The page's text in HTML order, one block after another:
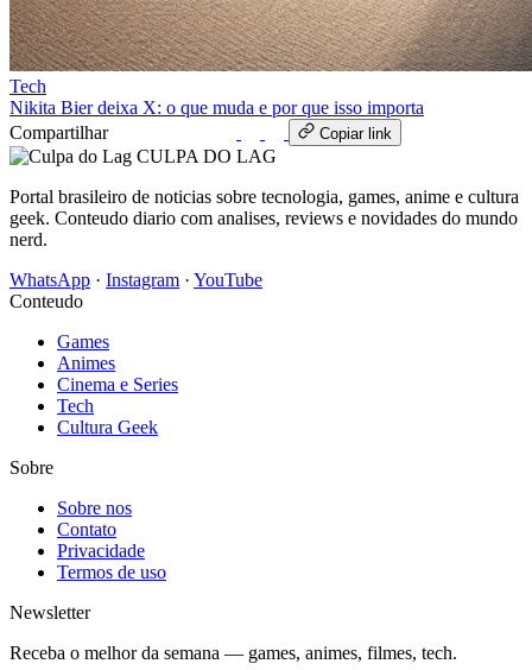
Tech
Nikita Bier deixa X: o que muda e por que isso importa
Compartilhar
Copiar link
CULPA DO LAG
Portal brasileiro de noticias sobre tecnologia, games, anime e cultura
geek. Conteudo diario com analises, reviews e novidades do mundo
nerd.
WhatsApp · Instagram · YouTube
Conteudo
Games
Animes
Cinema e Series
Tech
Cultura Geek
Sobre
Sobre nos
Contato
Privacidade
Termos de uso
Newsletter
Receba o melhor da semana — games, animes, filmes, tech.